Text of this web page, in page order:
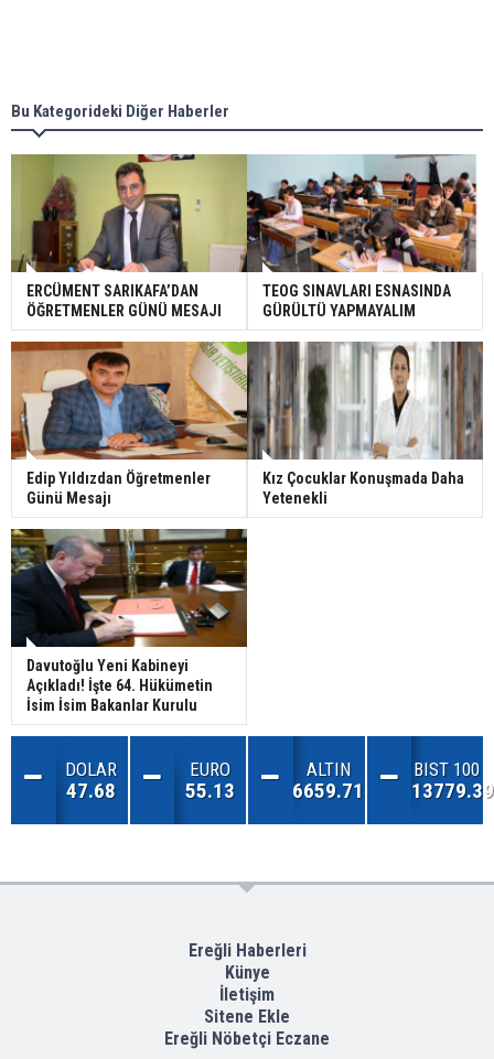
Bu Kategorideki Diğer Haberler
ERCÜMENT SARIKAFA’DAN
ÖĞRETMENLER GÜNÜ MESAJI
TEOG SINAVLARI ESNASINDA
GÜRÜLTÜ YAPMAYALIM
Edip Yıldızdan Öğretmenler
Günü Mesajı
Kız Çocuklar Konuşmada Daha
Yetenekli
Davutoğlu Yeni Kabineyi
Açıkladı! İşte 64. Hükümetin
İsim İsim Bakanlar Kurulu
DOLAR
47.68
EURO
55.13
ALTIN
6659.71
BIST 100
13779.39
Ereğli Haberleri
Künye
İletişim
Sitene Ekle
Ereğli Nöbetçi Eczane